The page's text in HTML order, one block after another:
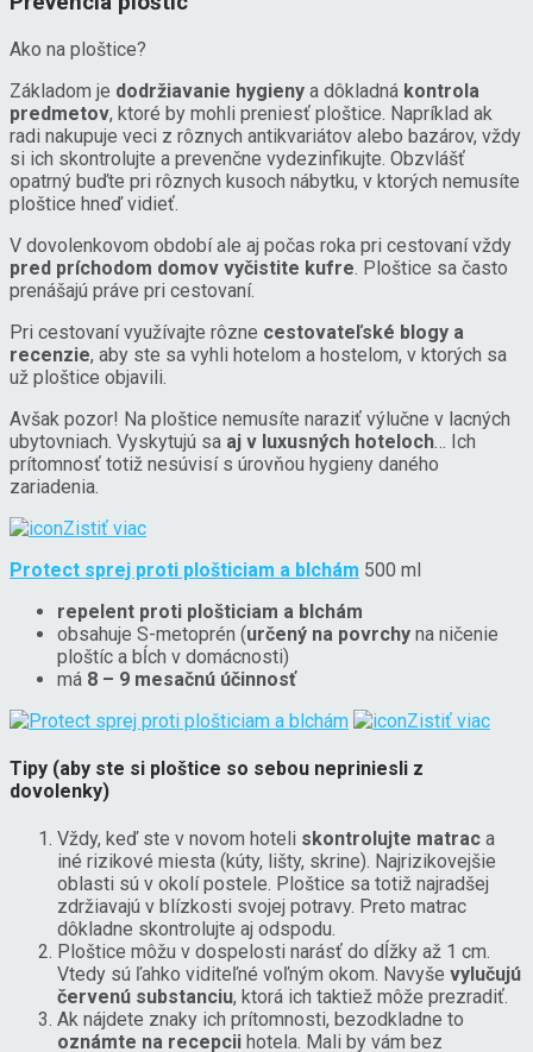
Ako na ploštice?
Základom je dodržiavanie hygieny a dôkladná kontrola
predmetov, ktoré by mohli preniesť ploštice. Napríklad ak
radi nakupuje veci z rôznych antikvariátov alebo bazárov, vždy
si ich skontrolujte a prevenčne vydezinfikujte. Obzvlášť
opatrný buďte pri rôznych kusoch nábytku, v ktorých nemusíte
ploštice hneď vidieť.
V dovolenkovom období ale aj počas roka pri cestovaní vždy
pred príchodom domov vyčistite kufre . Ploštice sa často
prenášajú práve pri cestovaní.
Pri cestovaní využívajte rôzne cestovateľské blogy a
recenzie, aby ste sa vyhli hotelom a hostelom, v ktorých sa
už ploštice objavili.
Avšak pozor! Na ploštice nemusíte naraziť výlučne v lacných
ubytovniach. Vyskytujú sa aj v luxusných hoteloch … Ich
prítomnosť totiž nesúvisí s úrovňou hygieny daného
zariadenia.
Zistiť viac
Protect sprej proti plošticiam a blchám 500 ml
repelent proti plošticiam a blchám
obsahuje S-metoprén (určený na povrchy na ničenie
ploštíc a bĺch v domácnosti)
má 8 – 9 mesačnú účinnosť
Zistiť viac
Tipy (aby ste si ploštice so sebou nepriniesli z
dovolenky)
Vždy, keď ste v novom hoteli skontrolujte matrac a
iné rizikové miesta (kúty, lišty, skrine). Najrizikovejšie
oblasti sú v okolí postele. Ploštice sa totiž najradšej
zdržiavajú v blízkosti svojej potravy. Preto matrac
dôkladne skontrolujte aj odspodu.
Ploštice môžu v dospelosti narásť do dĺžky až 1 cm.
Vtedy sú ľahko viditeľné voľným okom. Navyše vylučujú
červenú substanciu, ktorá ich taktiež môže prezradiť.
Ak nájdete znaky ich prítomnosti, bezodkladne to
oznámte na recepcii hotela. Mali by vám bez